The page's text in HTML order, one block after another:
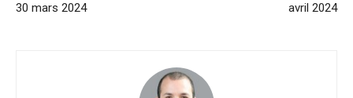
30 mars 2024
avril 2024